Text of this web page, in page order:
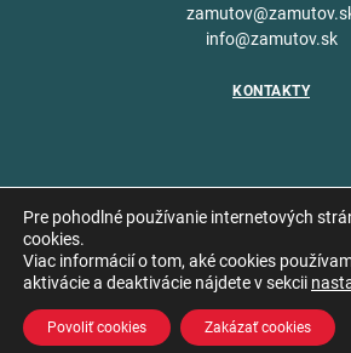
info@zamutov.sk
KONTAKTY
Copyright © 2026 Obec
Pre pohodlné používanie internetových
cookies.
Viac informácií o tom, aké cookies
aktivácie a deaktivácie nájdete v sekcii
Povoliť cookies Zakázať cookies